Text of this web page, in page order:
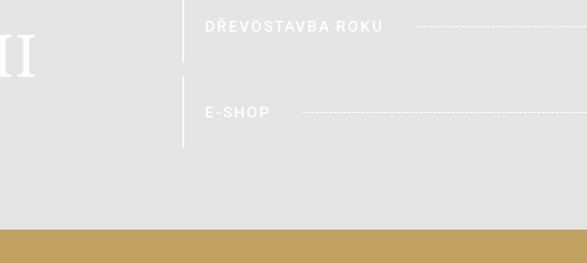
DŘEVOSTAVBA ROKU
E-SHOP